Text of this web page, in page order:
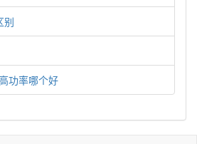
别
功率哪个好